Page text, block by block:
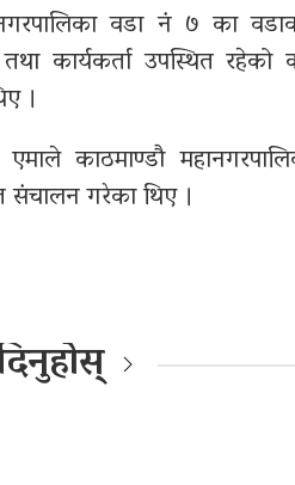
वडा नं ७ का
कार्यकर्ता उपस्थित रहेको
।
एमाले काठमाण्डौ
गरेका थिए ।